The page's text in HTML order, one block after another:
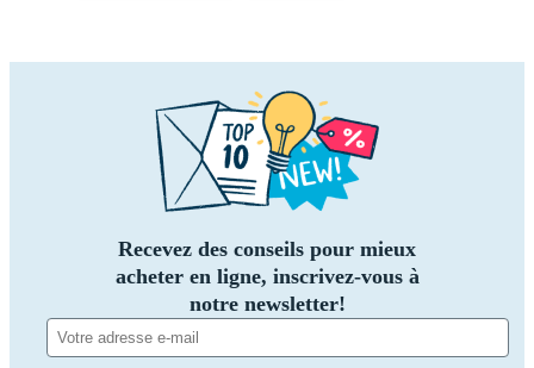
Recevez des conseils pour mieux
acheter en ligne, inscrivez-vous à
notre newsletter!